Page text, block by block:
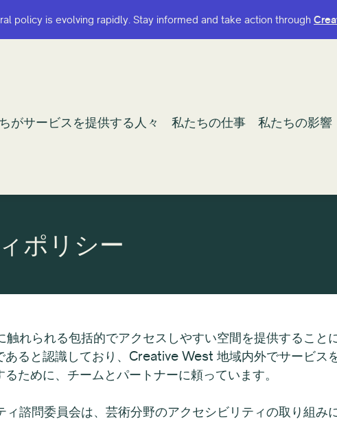
policy is evolving rapidly. Stay informed and take action through
がサービスを提供する人々 私たちの仕事 私たちの影響
policy is evolving rapidly. Stay informed and take action through
がサービスを提供する人々 私たちの仕事 私たちの影響
ポリシー
れられる包括的でアクセスしやすい空間を提供すること
あると認識しており、Creative West 地域内外でサービス
ために、チームとパートナーに頼っています。
諮問委員会は、芸術分野のアクセシビリティの取り組み